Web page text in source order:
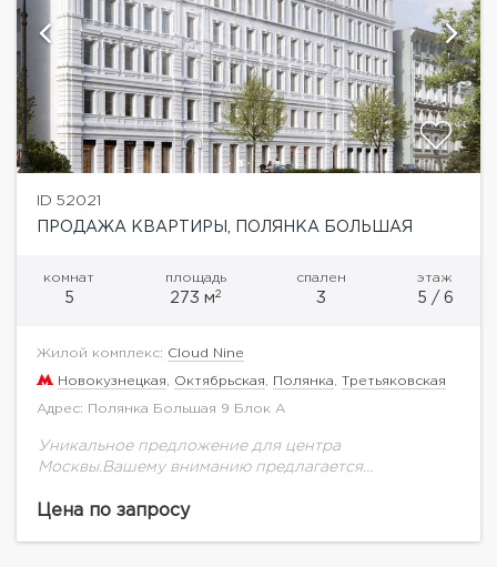
ID 52021
ПРОДАЖА КВАРТИРЫ, ПОЛЯНКА БОЛЬШАЯ
комнат
5
площадь
273 м2
спален
3
этаж
5 / 6
Жилой комплекс: Cloud Nine
Новокузнецкая Октябрьская Полянка Третьяковская
Адрес: Полянка Большая 9 Блок А
Уникальное предложение для центра
Москвы.Вашему вниманию предлагается
на 5-6 этаже.Панорамные виды на центр. Гостиная
Цена по запросу